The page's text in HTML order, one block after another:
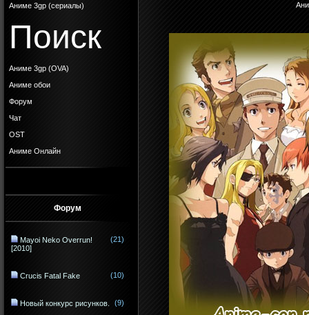
Аниме 3gp (сериалы)
Поиск
Аниме 3gp (OVA)
Аниме обои
Форум
Чат
OST
Аниме Онлайн
Форум
Mayoi Neko Overrun!
[2010]
(21)
Crucis Fatal Fake (10)
Новый конкурс рисунков. (9)